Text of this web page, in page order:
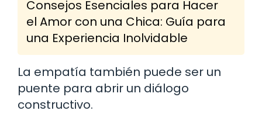
Consejos Esenciales para Hacer
el Amor con una Chica: Guía para
una Experiencia Inolvidable
La empatía también puede ser un
puente para abrir un diálogo
constructivo.